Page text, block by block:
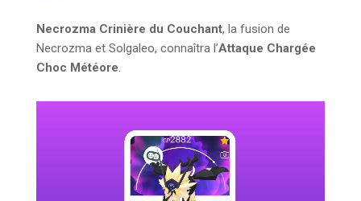
Necrozma Crinière du Couchant, la fusion de
Necrozma et Solgaleo, connaîtra l’Attaque Chargée
Choc Météore.